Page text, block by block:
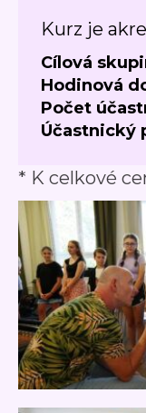
Kurz je
Cílová
Hodinová
Počet
Účastnický
* K celkové